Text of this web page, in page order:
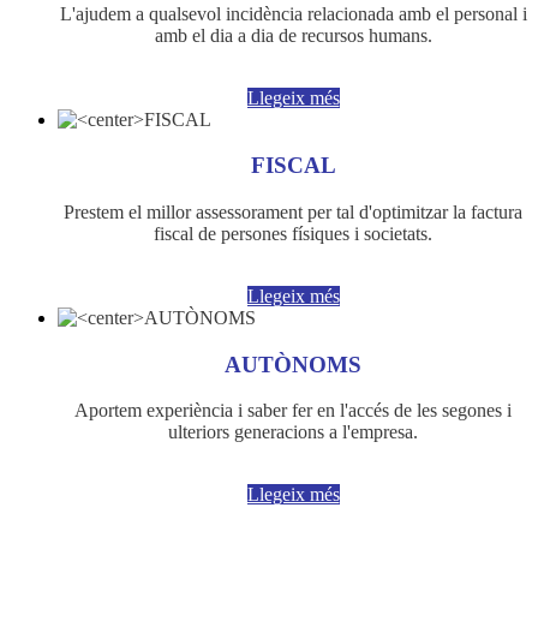
L'ajudem a qualsevol incidència relacionada amb el personal i
amb el dia a dia de recursos humans.
Llegeix més
FISCAL
Prestem el millor assessorament per tal d'optimitzar la factura
fiscal de persones físiques i societats.
Llegeix més
AUTÒNOMS
Aportem experiència i saber fer en l'accés de les segones i
ulteriors generacions a l'empresa.
Llegeix més